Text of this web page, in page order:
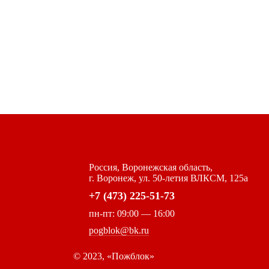
Россия, Воронежская область,
г. Воронеж, ул. 50-летия ВЛКСМ, 125а
+7 (473) 225-51-73
пн-пт: 09:00 — 16:00
pogblok@bk.ru
© 2023, «Пожблок»